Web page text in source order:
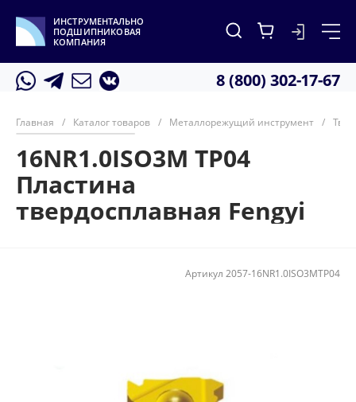
ИНСТРУМЕНТАЛЬНО
ПОДШИПНИКОВАЯ
КОМПАНИЯ
8 (800) 302-17-67
Главная / Каталог товаров / Металлорежущий инструмент /
16NR1.0ISO3M TP04
Пластина
твердосплавная Fengyi
Артикул 2057-16NR1.0ISO3MTP04